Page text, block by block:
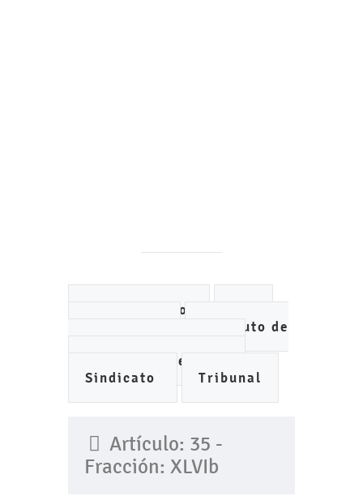
Ayuntamiento
Instituto de
Organismo de Agua
Sindicato
Tribunal
Artículo: 35 -
Fracción: XLVIb